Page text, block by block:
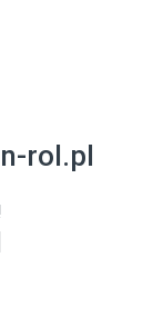
rol.pl